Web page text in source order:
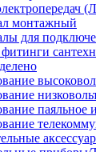
монтажный
для
паяльное